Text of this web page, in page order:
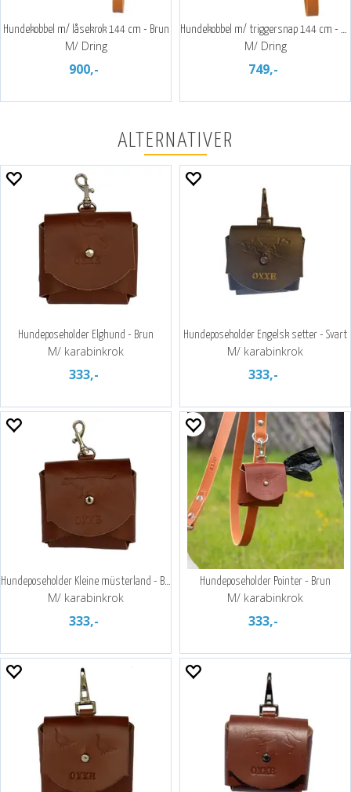
Hundekobbel m/ låsekrok 144 cm - Brun
M/ Dring
900,-
Hundekobbel m/ triggersnap 144 cm - Brun
M/ Dring
749,-
ALTERNATIVER
Hundeposeholder Elghund - Brun
M/ karabinkrok
333,-
Hundeposeholder Engelsk setter - Svart
M/ karabinkrok
333,-
Hundeposeholder Kleine müsterland - Brun
M/ karabinkrok
333,-
Hundeposeholder Pointer - Brun
M/ karabinkrok
333,-